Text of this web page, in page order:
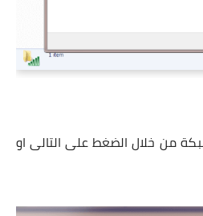
من خلال الضغط على التالى او